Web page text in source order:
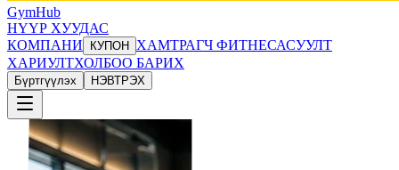
GymHub
НҮҮР ХУУДАС
КОМПАНИ
КУПОН ХАМТРАГЧ ФИТНЕСАСУУЛТ
ХАРИУЛТХОЛБОО БАРИХ
Бүртгүүлэх НЭВТРЭХ